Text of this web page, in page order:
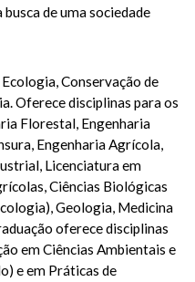
de uma sociedade
Conservação de
Oferece disciplinas para os
Florestal, Engenharia
Engenharia Agrícola,
Licenciatura em
Ciências Biológicas
Geologia, Medicina
oferece disciplinas
em Ciências Ambientais e
e em Práticas de